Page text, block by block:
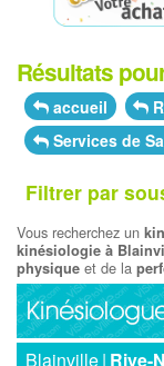
Résultats
accueil
Services de
Filtrer par
Vous recherchez un
kinésiologie à
physique et de la
Blainville| Rive-